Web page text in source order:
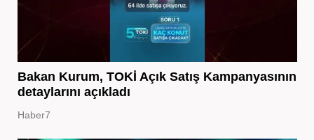
Bakan Kurum, TOKİ Açık Satış Kampanyasının
detaylarını açıkladı
Haber7